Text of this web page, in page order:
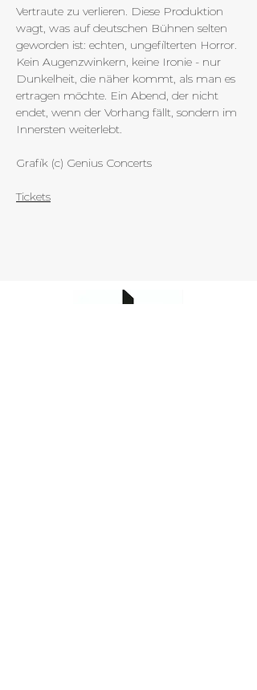
Vertraute zu verlieren. Diese Produktion
wagt, was auf deutschen Bühnen selten
geworden ist: echten, ungefilterten Horror.
Kein Augenzwinkern, keine Ironie - nur
Dunkelheit, die näher kommt, als man es
ertragen möchte. Ein Abend, der nicht
endet, wenn der Vorhang fällt, sondern im
Innersten weiterlebt.
Grafik (c) Genius Concerts
Tickets